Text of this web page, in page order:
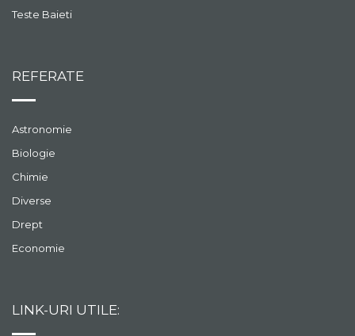
Teste Baieti
REFERATE
Astronomie
Biologie
Chimie
Diverse
Drept
Economie
LINK-URI UTILE: